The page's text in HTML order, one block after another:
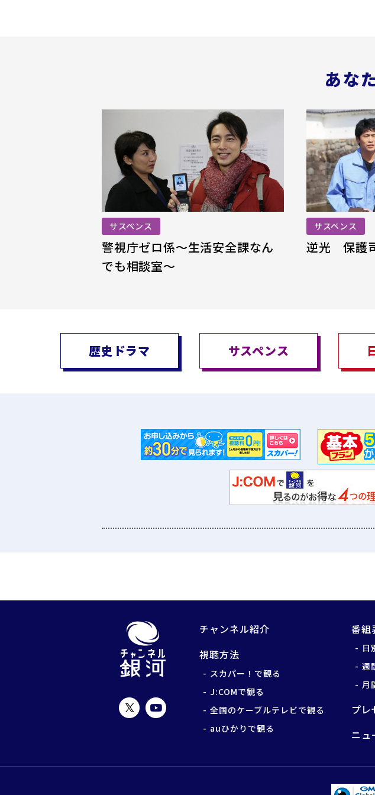
あな
サスペンス
警視庁ゼロ係～生活安全課なん
でも相談室～
サスペンス
逆光 保護
歴史ドラマ サスペンス
チャンネル紹介
視聴方法
スカパー！で観る
J:COMで観る
全国のケーブルテレビで観る
auひかりで観る
番組
日
週
月
プレ
ニュ